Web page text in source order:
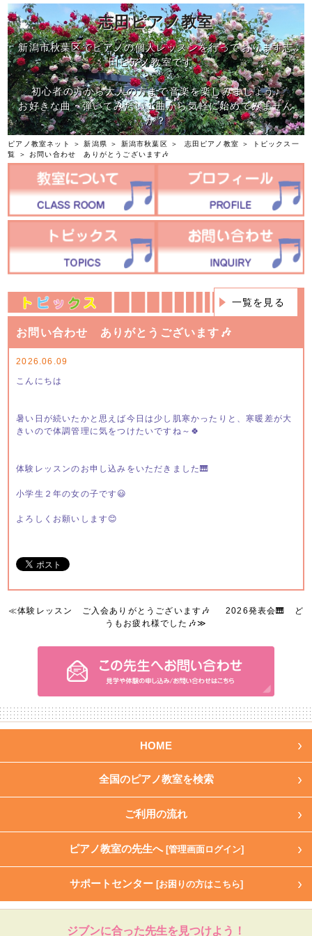
志田ピアノ教室
新潟市秋葉区でピアノの個人レッスンを行っております志
田ピアノ教室です。
初心者の方から大人の方まで音楽を楽しみましょう♪
お好きな曲・弾いてみたい１曲から気軽に始めてみません
か？
ピアノ教室ネット ＞新潟県 ＞ 新潟市秋葉区 ＞ 志田ピアノ教室 ＞
トピックス一
覧
＞ お問い合わせ ありがとうございます🎶
一覧を見る
お問い合わせ ありがとうございます🎶
2026.06.09
こんにちは
暑い日が続いたかと思えば今日は少し肌寒かったりと、寒暖差が大
きいので体調管理に気をつけたいですね～🍀
体験レッスンのお申し込みをいただきました🎹
小学生２年の女の子です😃
よろしくお願いします😊
≪体験レッスン ご入会ありがとうございます🎶
2026発表会🎹 ど
うもお疲れ様でした🎶≫
HOME
全国のピアノ教室を検索
ご利用の流れ
ピアノ教室の先生へ [管理画面ログイン]
サポートセンター [お困りの方はこちら]
ジブンに合った先生を見つけよう！